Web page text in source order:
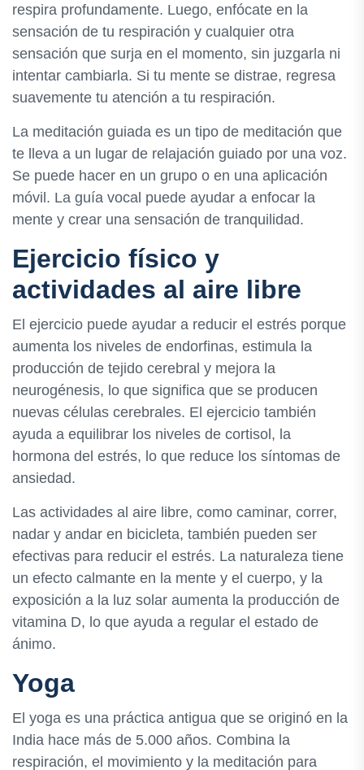
respira profundamente. Luego, enfócate en la
sensación de tu respiración y cualquier otra
sensación que surja en el momento, sin juzgarla ni
intentar cambiarla. Si tu mente se distrae, regresa
suavemente tu atención a tu respiración.
La meditación guiada es un tipo de meditación que
te lleva a un lugar de relajación guiado por una voz.
Se puede hacer en un grupo o en una aplicación
móvil. La guía vocal puede ayudar a enfocar la
mente y crear una sensación de tranquilidad.
Ejercicio físico y
actividades al aire libre
El ejercicio puede ayudar a reducir el estrés porque
aumenta los niveles de endorfinas, estimula la
producción de tejido cerebral y mejora la
neurogénesis, lo que significa que se producen
nuevas células cerebrales. El ejercicio también
ayuda a equilibrar los niveles de cortisol, la
hormona del estrés, lo que reduce los síntomas de
ansiedad.
Las actividades al aire libre, como caminar, correr,
nadar y andar en bicicleta, también pueden ser
efectivas para reducir el estrés. La naturaleza tiene
un efecto calmante en la mente y el cuerpo, y la
exposición a la luz solar aumenta la producción de
vitamina D, lo que ayuda a regular el estado de
ánimo.
Yoga
El yoga es una práctica antigua que se originó en la
India hace más de 5.000 años. Combina la
respiración, el movimiento y la meditación para